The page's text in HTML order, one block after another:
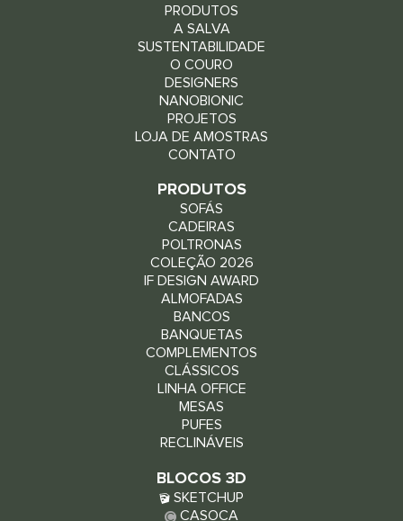
PRODUTOS
A SALVA
SUSTENTABILIDADE
O COURO
DESIGNERS
NANOBIONIC
PROJETOS
LOJA DE AMOSTRAS
CONTATO
PRODUTOS
SOFÁS
CADEIRAS
POLTRONAS
COLEÇÃO 2026
IF DESIGN AWARD
ALMOFADAS
BANCOS
BANQUETAS
COMPLEMENTOS
CLÁSSICOS
LINHA OFFICE
MESAS
PUFES
RECLINÁVEIS
BLOCOS 3D
SKETCHUP
CASOCA